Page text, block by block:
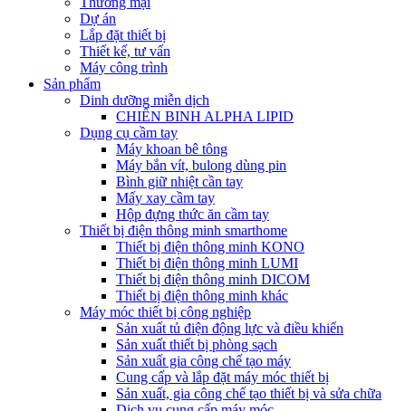
Dự án
Lắp đặt thiết bị
Thiết kế, tư vấn
Máy công trình
Sản phẩm
Dinh dưỡng miễn dịch
CHIẾN BINH ALPHA LIPID
Dụng cụ cầm tay
Máy khoan bê tông
Máy bắn vít, bulong dùng pin
Bình giữ nhiệt cần tay
Mấy xay cầm tay
Hộp đựng thức ăn cầm tay
Thiết bị điện thông minh smarthome
Thiết bị điện thông minh KONO
Thiết bị điện thông minh LUMI
Thiết bị điện thông minh DICOM
Thiết bị điện thông minh khác
Máy móc thiết bị công nghiệp
Sản xuất tủ điện động lực và điều khiển
Sản xuất thiết bị phòng sạch
Sản xuất gia công chế tạo máy
Cung cấp và lắp đặt máy móc thiết bị
Sản xuất, gia công chế tạo thiết bị và sửa chữa